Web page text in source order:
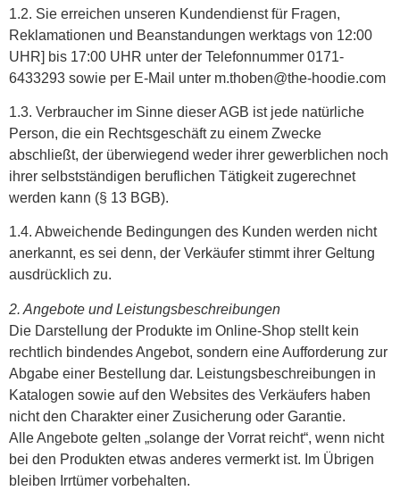
1.2. Sie erreichen unseren Kundendienst für Fragen,
Reklamationen und Beanstandungen werktags von 12:00
UHR] bis 17:00 UHR unter der Telefonnummer 0171-
6433293 sowie per E-Mail unter m.thoben@the-hoodie.com
1.3. Verbraucher im Sinne dieser AGB ist jede natürliche
Person, die ein Rechtsgeschäft zu einem Zwecke
abschließt, der überwiegend weder ihrer gewerblichen noch
ihrer selbstständigen beruflichen Tätigkeit zugerechnet
werden kann (§ 13 BGB).
1.4. Abweichende Bedingungen des Kunden werden nicht
anerkannt, es sei denn, der Verkäufer stimmt ihrer Geltung
ausdrücklich zu.
2. Angebote und Leistungsbeschreibungen
Die Darstellung der Produkte im Online-Shop stellt kein
rechtlich bindendes Angebot, sondern eine Aufforderung zur
Abgabe einer Bestellung dar. Leistungsbeschreibungen in
Katalogen sowie auf den Websites des Verkäufers haben
nicht den Charakter einer Zusicherung oder Garantie.
Alle Angebote gelten „solange der Vorrat reicht“, wenn nicht
bei den Produkten etwas anderes vermerkt ist. Im Übrigen
bleiben Irrtümer vorbehalten.